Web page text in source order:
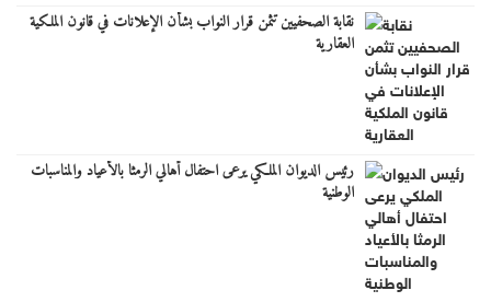
نقابة الصحفيين تثمن قرار النواب بشأن الإعلانات في قانون الملكية
العقارية
رئيس الديوان الملكي يرعى احتفال أهالي الرمثا بالأعياد والمناسبات
الوطنية